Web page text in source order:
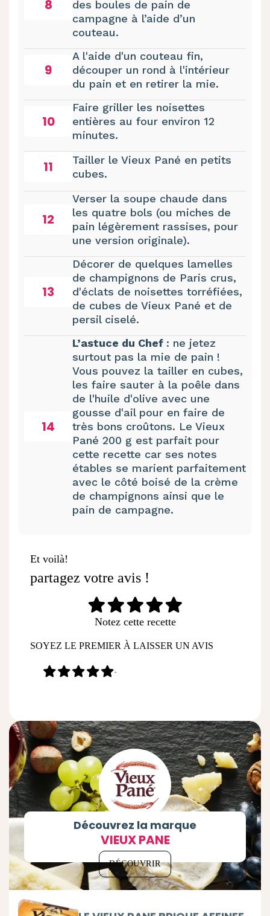
8
des boules de pain de
campagne à l’aide d’un
couteau.
9
A l'aide d'un couteau fin,
découper un rond à l'intérieur
du pain et en retirer la mie.
10
Faire griller les noisettes
entières au four environ 12
minutes.
11
Tailler le Vieux Pané en petits
cubes.
12
Verser la soupe chaude dans
les quatre bols (ou miches de
pain légèrement rassises, pour
une version originale).
13
Décorer de quelques lamelles
de champignons de Paris crus,
d'éclats de noisettes torréfiées,
de cubes de Vieux Pané et de
persil ciselé.
14
L’astuce du Chef : ne jetez
surtout pas la mie de pain !
Vous pouvez la tailler en cubes,
les faire sauter à la poêle dans
de l'huile d'olive avec une
gousse d'ail pour en faire de
très bons croûtons. Le Vieux
Pané 200 g est parfait pour
cette recette car ses notes
étables se marient parfaitement
avec le côté boisé de la crème
de champignons ainsi que le
pain de campagne.
Et voilà!
partagez votre avis !
Notez cette recette
SOYEZ LE PREMIER À LAISSER UN AVIS
-
Découvrez la marque
VIEUX PANE
DÉCOUVRIR